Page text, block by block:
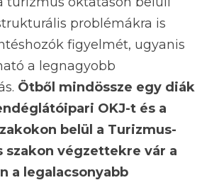
problémákra is
figyelmét, ugyanis
a legnagyobb
Ötből mindössze egy diák
OKJ-t és a
belül a Turizmus-
szakon végzettekre vár a
a legalacsonyabb